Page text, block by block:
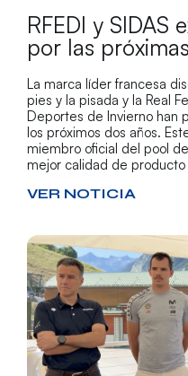
RFEDI y SIDAS
por las
La marca líder francesa
pies y la pisada y la Real
Deportes de Invierno han
los próximos dos años.
miembro oficial del pool
mejor calidad de producto
VER NOTICIA